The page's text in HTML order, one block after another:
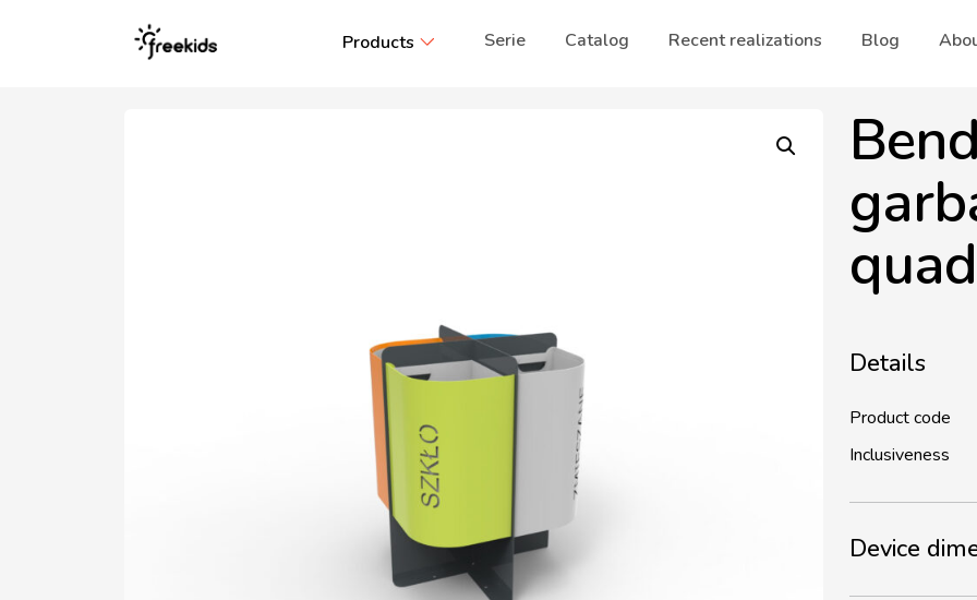
Products Serie Catalog Recent realizations Blog
Details
Product code
Inclusiveness
Device